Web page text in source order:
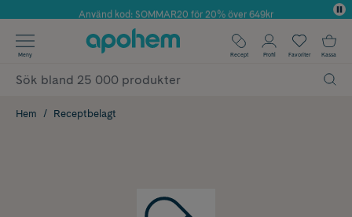
Använd kod: SOMMAR20 för 20% över 649kr
✓ Fri frakt
✓ Poäng på alla köp*
Meny Recept Profil Favoriter Kassa
Hem Receptbelagt